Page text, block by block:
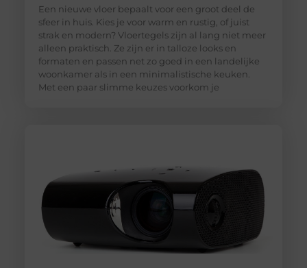
Een nieuwe vloer bepaalt voor een groot deel de
sfeer in huis. Kies je voor warm en rustig, of juist
strak en modern? Vloertegels zijn al lang niet meer
alleen praktisch. Ze zijn er in talloze looks en
formaten en passen net zo goed in een landelijke
woonkamer als in een minimalistische keuken.
Met een paar slimme keuzes voorkom je